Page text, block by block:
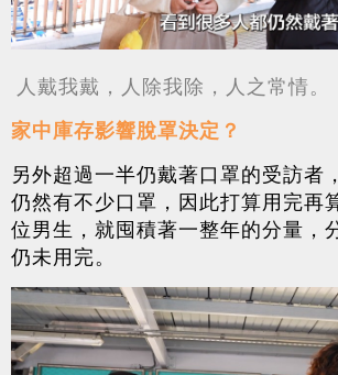
人戴我戴，人除我除，人之常情。
家中庫存影響脫罩決定？
另外超過一半仍戴著口罩的受訪者
仍然有不少口罩，因此打算用完再
位男生，就囤積著一整年的分量，
仍未用完。